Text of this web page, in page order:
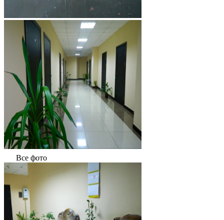
Все фото